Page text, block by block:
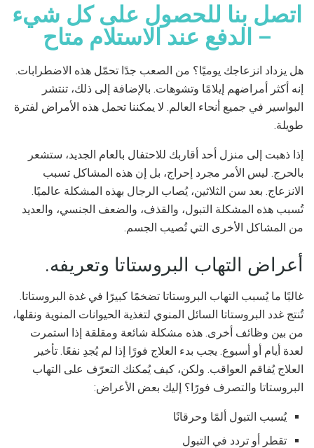
اتصل بنا للحصول على كل شيء
– الدفع عند الاستلام متاح
هل يزداد انزعاجك يوميًا؟ من الصعب جدًا تحمّل هذه الاضطرابات.
إنه أكثر أمراضهم إيلامًا وتشوهات. بالإضافة إلى ذلك، تنتشر
البواسير في جميع أنحاء العالم. لا يمكننا تحمل هذه الأمراض لفترة
طويلة.
إذا ذهبت إلى منزل أحد أقاربك للاحتفال بالعام الجديد، ستشعر
بالحرج. ليس الأمر مجرد إحراج، بل إن هذه المشاكل تسبب
الانزعاج. بعد سن الثلاثين، يُصاب الرجال بهذه المشكلة عالميًا.
تُسبب هذه المشكلة التبول، والقذف، والضعف الجنسي، والعديد
من المشاكل الأخرى التي تُصيب الجسم.
أعراض التهاب البروستاتا وتعريفه.
غالبًا ما يُسبب التهاب البروستاتا تضخمًا كبيرًا في غدة البروستاتا.
تُنتج غدد البروستاتا السائل المنوي لتغذية الحيوانات المنوية ونقلها،
من بين وظائف أخرى. هذه مشكلة شائعة ومقلقة إذا استمرت
لعدة أيام أو أسبوع. يجب بدء العلاج فورًا إذا لم يُجدِ نفعًا. تأخير
العلاج يُفاقم العواقب. ولكن، كيف يُمكنك التعرّف على التهاب
البروستاتا والتصرف فورًا؟ إليك بعض الأعراض:
يُسبب التبول ألمًا وحرقانًا
تقطر أو تردد في التبول